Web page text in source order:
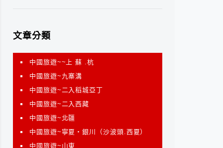
文章分類
中國旅遊~~上 蘇 .杭
中國旅遊~九寨溝
中國旅遊~二入稻城亞丁
中國旅遊~二入西藏
中國旅遊~北疆
中國旅遊~寧夏‧銀川（沙波頭.西夏）
中國旅遊~山東